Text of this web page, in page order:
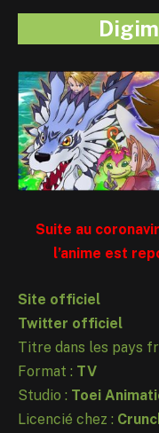
Suite au
l’anime est
Site officiel
Twitter officiel
Titre dans les pays
Format : TV
Studio : Toei
Licencié chez :